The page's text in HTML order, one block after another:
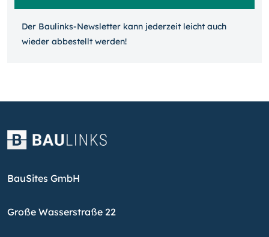
Der Baulinks-Newsletter kann jeder­zeit leicht auch
wieder ab­bestellt werden!
BauSites GmbH
Große Wasserstraße 22